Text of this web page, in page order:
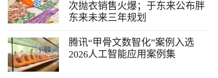
次抛衣销售火爆；于东来公布胖
东来未来三年规划
腾讯“甲骨文数智化”案例入选
2026人工智能应用案例集